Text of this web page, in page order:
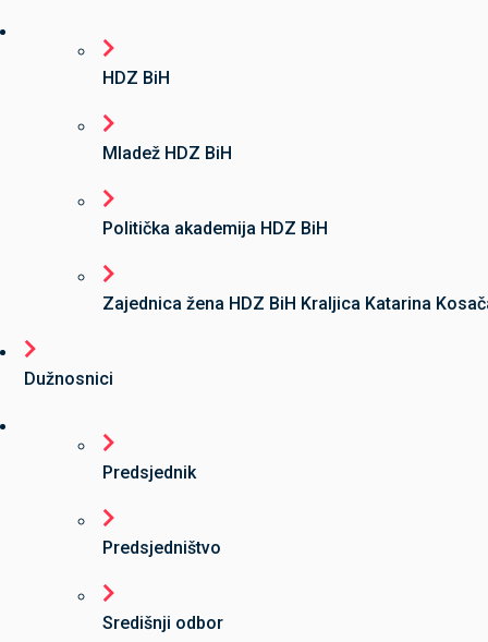
HDZ BiH
Mladež HDZ BiH
Politička akademija HDZ BiH
Zajednica žena HDZ BiH Kraljica Katarina
Dužnosnici
Predsjednik
Predsjedništvo
Središnji odbor